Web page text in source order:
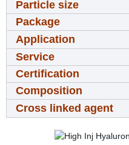
Particle size
Package
Application
Service
Certification
Composition
Cross linked agent